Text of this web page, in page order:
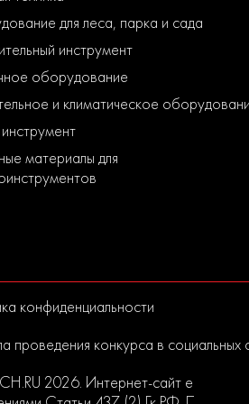
для леса, парка и сада
инструмент
оборудование
и климатическое
материалы для
конфиденциальности
проведения конкурса в социальных
2026. Интернет-сайт